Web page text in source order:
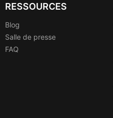
RESSOURCES
Blog
Salle de presse
FAQ